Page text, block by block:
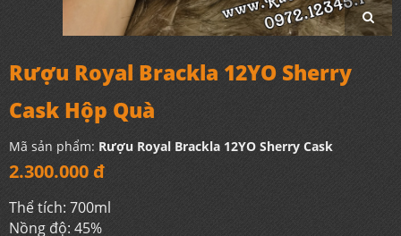
Rượu Royal Brackla 12YO Sherry
Cask Hộp Quà
Mã sản phẩm: Rượu Royal Brackla 12YO Sherry Cask
2.300.000 đ
Thể tích: 700ml
Nồng độ: 45%